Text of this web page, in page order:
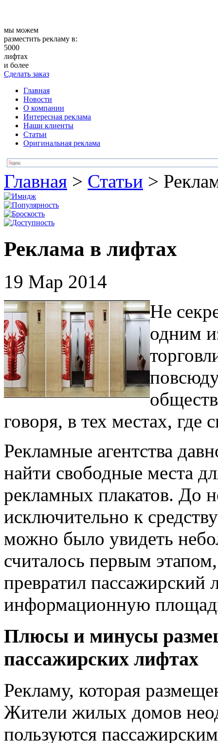
мы можем
разместить рекламу в:
5000
лифтах
и более
Сделать заказ
Главная
Новости
О компании
Интересная реклама
Наши клиенты
Статьи
Оригинальная реклама
Главная > Статьи >
Реклама в лифтах
19 Мар 2014
Не
одним
говоря, в тех местах, где
Рекламные агентства
найти свободные места
рекламных плакатов. До
исключительно к
можно было увидеть
считалось первым
превратил
информационную
Плюсы и минусы
пассажирских лифтах
Рекламу, которая
Жители жилых домов
пользуются